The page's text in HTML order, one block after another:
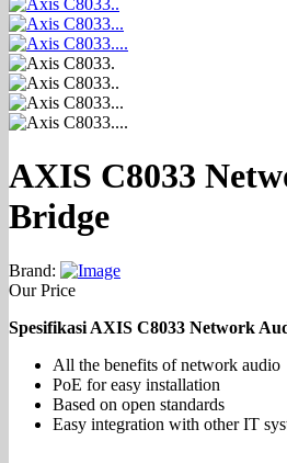
AXIS C8033
Bridge
Brand:
Our Price
Spesifikasi AXIS C8033 Network
All the benefits of network audio
PoE for easy installation
Based on open standards
Easy integration with other IT